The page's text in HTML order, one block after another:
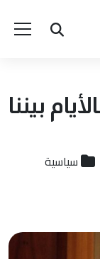
بيننا
سياسية